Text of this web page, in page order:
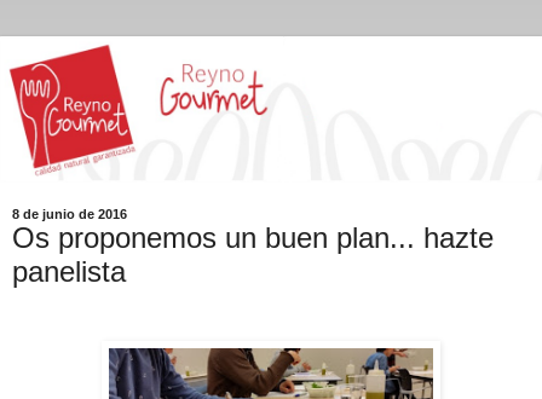
8 de junio de 2016
Os proponemos un buen plan... hazte
panelista